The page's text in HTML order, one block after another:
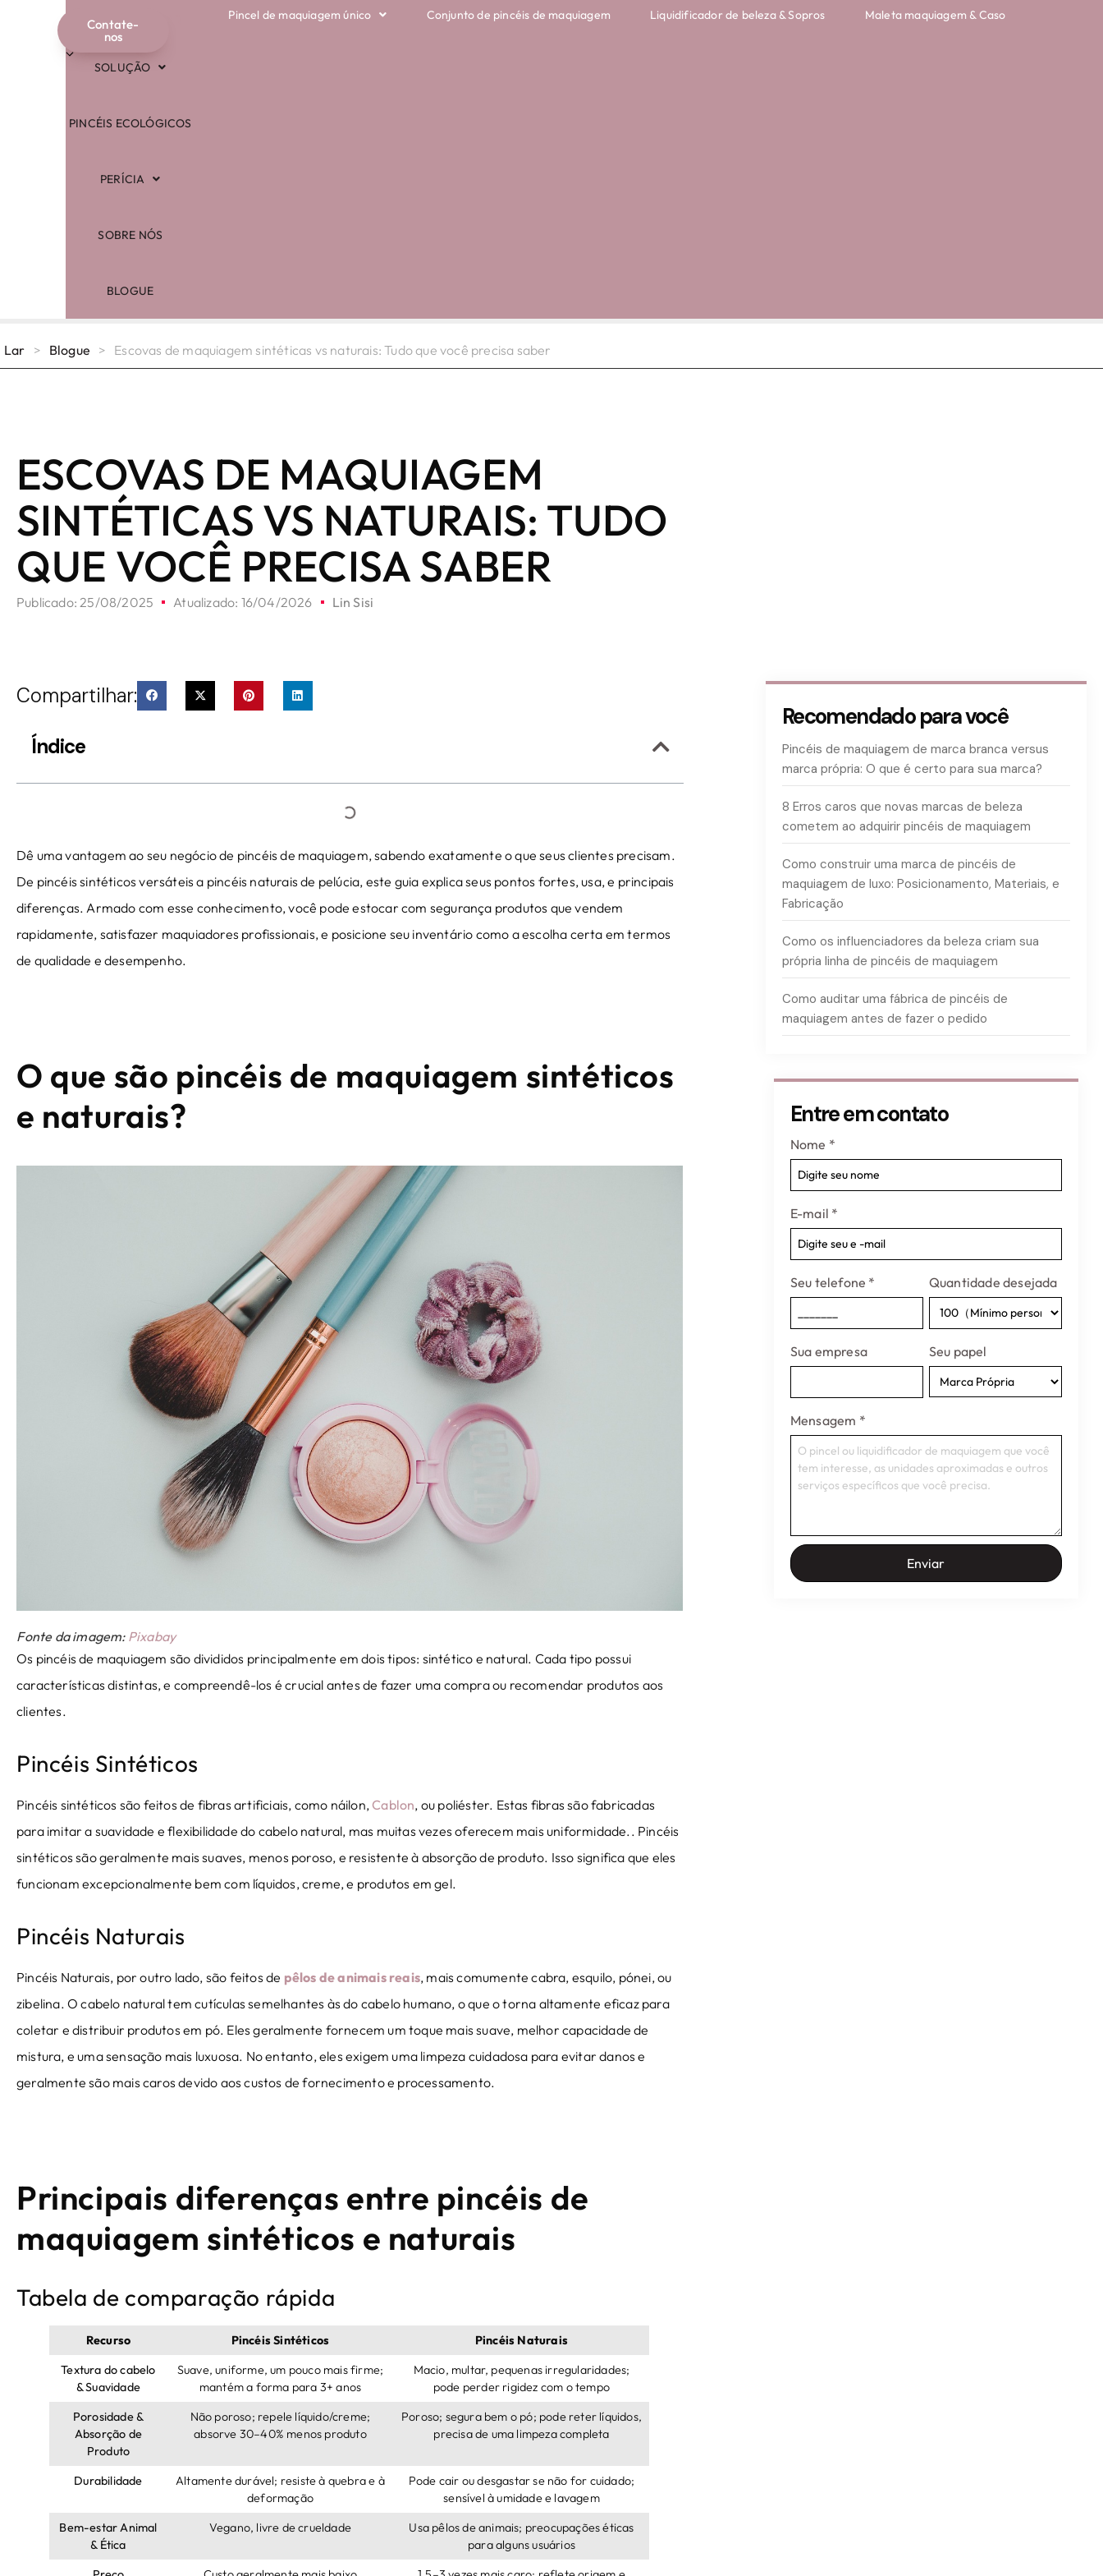
COMPRAR
SOLUÇÃO
PINCÉIS ECOLÓGICOS
PERÍCIA
SOBRE NÓS
BLOGUE
Contate-
nos
Português
Pincel de maquiagem único Conjunto de pincéis de maquiagem Liquidificador de beleza & Sopros Maleta maquiagem & Caso
Lar > Blogue > Escovas de maquiagem sintéticas vs naturais: Tudo que você precisa saber
ESCOVAS DE MAQUIAGEM
SINTÉTICAS VS NATURAIS: TUDO
QUE VOCÊ PRECISA SABER
Publicado:25/08/2025 Atualizado: 16/04/2026 Lin Sisi
Compartilhar:
Índice
Dê uma vantagem ao seu negócio de pincéis de maquiagem, sabendo exatamente o que seus clientes precisam.
De pincéis sintéticos versáteis a pincéis naturais de pelúcia, este guia explica seus pontos fortes, usa, e principais
diferenças. Armado com esse conhecimento, você pode estocar com segurança produtos que vendem
rapidamente, satisfazer maquiadores profissionais, e posicione seu inventário como a escolha certa em termos
de qualidade e desempenho.
O que são pincéis de maquiagem sintéticos
e naturais?
Fonte da imagem: Pixabay
Os pincéis de maquiagem são divididos principalmente em dois tipos: sintético e natural. Cada tipo possui
características distintas, e compreendê-los é crucial antes de fazer uma compra ou recomendar produtos aos
clientes.
Pincéis Sintéticos
Pincéis sintéticos são feitos de fibras artificiais, como náilon,Cablon, ou poliéster. Estas fibras são fabricadas
para imitar a suavidade e flexibilidade do cabelo natural, mas muitas vezes oferecem mais uniformidade.. Pincéis
sintéticos são geralmente mais suaves, menos poroso, e resistente à absorção de produto. Isso significa que eles
funcionam excepcionalmente bem com líquidos, creme, e produtos em gel.
Pincéis Naturais
Pincéis Naturais, por outro lado, são feitos de pêlos de animais reais, mais comumente cabra, esquilo, pónei, ou
zibelina. O cabelo natural tem cutículas semelhantes às do cabelo humano, o que o torna altamente eficaz para
coletar e distribuir produtos em pó. Eles geralmente fornecem um toque mais suave, melhor capacidade de
mistura, e uma sensação mais luxuosa. No entanto, eles exigem uma limpeza cuidadosa para evitar danos e
geralmente são mais caros devido aos custos de fornecimento e processamento.
Principais diferenças entre pincéis de
maquiagem sintéticos e naturais
Tabela de comparação rápida
Recurso Pincéis Sintéticos
Pincéis Naturais
Textura do cabelo
& Suavidade
Suave, uniforme, um pouco mais firme;
mantém a forma para 3+ anos
Macio, multar, pequenas irregularidades;
pode perder rigidez com o tempo
Porosidade &
Absorção de
Produto
Não poroso; repele líquido/creme;
absorve 30–40% menos produto
Poroso; segura bem o pó; pode reter líquidos,
precisa de uma limpeza completa
Durabilidade
Altamente durável; resiste à quebra e à
deformação
Pode cair ou desgastar se não for cuidado;
sensível à umidade e lavagem
Bem-estar Animal
& Ética
Vegano, livre de crueldade
Usa pêlos de animais; preocupações éticas
para alguns usuários
Recomendado para você
Pincéis de maquiagem de marca branca versus
marca própria: O que é certo para sua marca?
8 Erros caros que novas marcas de beleza
cometem ao adquirir pincéis de maquiagem
Como construir uma marca de pincéis de
maquiagem de luxo: Posicionamento, Materiais, e
Fabricação
Como os influenciadores da beleza criam sua
própria linha de pincéis de maquiagem
Como auditar uma fábrica de pincéis de
maquiagem antes de fazer o pedido
Entre em contato
Nome *
E-mail *
Seu telefone * Quantidade desejada
Sua empresa Seu papel
Mensagem *
Enviar